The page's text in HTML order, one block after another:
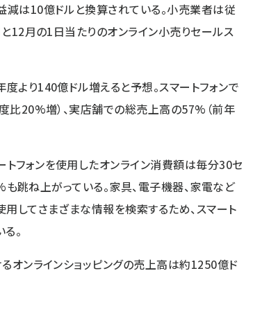
は10億ドルと換算されている。小売業者は従
12月の1日当たりのオンライン小売りセールス
より140億ドル増えると予想。スマートフォンで
比20%増）、実店舗での総売上高の57%（前年
フォンを使用したオンライン消費額は毎分30セ
跳ね上がっている。家具、電子機器、家電など
してさまざまな情報を検索するため、スマート
。
オンラインショッピングの売上高は約1250億ド